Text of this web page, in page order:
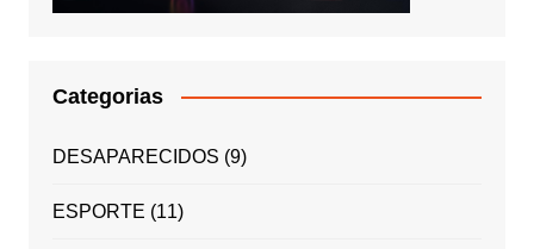
Categorias
DESAPARECIDOS (9)
ESPORTE (11)